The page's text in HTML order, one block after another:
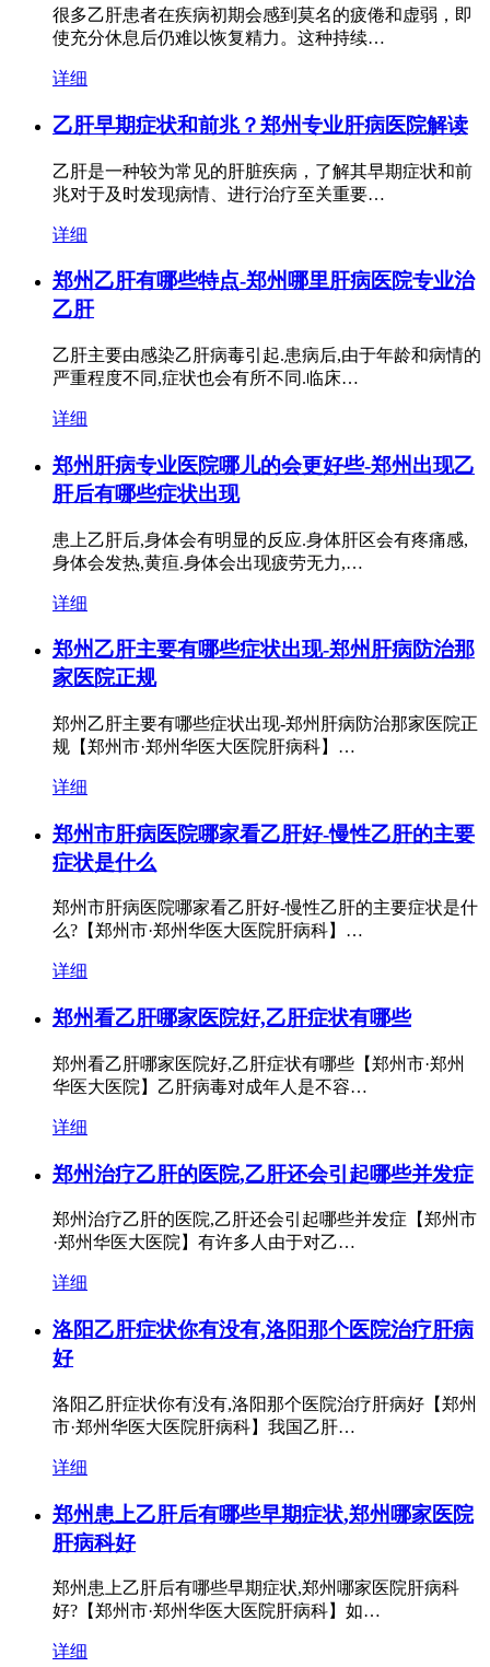
很多乙肝患者在疾病初期会感到莫名的疲倦和虚弱，即
使充分休息后仍难以恢复精力。这种持续…
详细
乙肝早期症状和前兆？郑州专业肝病医院解读
乙肝是一种较为常见的肝脏疾病，了解其早期症状和前
兆对于及时发现病情、进行治疗至关重要…
详细
郑州乙肝有哪些特点-郑州哪里肝病医院专业治
乙肝
乙肝主要由感染乙肝病毒引起.患病后,由于年龄和病情的
严重程度不同,症状也会有所不同.临床…
详细
郑州肝病专业医院哪儿的会更好些-郑州出现乙
肝后有哪些症状出现
患上乙肝后,身体会有明显的反应.身体肝区会有疼痛感,
身体会发热,黄疸.身体会出现疲劳无力,…
详细
郑州乙肝主要有哪些症状出现-郑州肝病防治那
家医院正规
郑州乙肝主要有哪些症状出现-郑州肝病防治那家医院正
规【郑州市·郑州华医大医院肝病科】…
详细
郑州市肝病医院哪家看乙肝好-慢性乙肝的主要
症状是什么
郑州市肝病医院哪家看乙肝好-慢性乙肝的主要症状是什
么?【郑州市·郑州华医大医院肝病科】…
详细
郑州看乙肝哪家医院好,乙肝症状有哪些
郑州看乙肝哪家医院好,乙肝症状有哪些【郑州市·郑州
华医大医院】乙肝病毒对成年人是不容…
详细
郑州治疗乙肝的医院,乙肝还会引起哪些并发症
郑州治疗乙肝的医院,乙肝还会引起哪些并发症【郑州市
·郑州华医大医院】有许多人由于对乙…
详细
洛阳乙肝症状你有没有,洛阳那个医院治疗肝病
好
洛阳乙肝症状你有没有,洛阳那个医院治疗肝病好【郑州
市·郑州华医大医院肝病科】我国乙肝…
详细
郑州患上乙肝后有哪些早期症状,郑州哪家医院
肝病科好
郑州患上乙肝后有哪些早期症状,郑州哪家医院肝病科
好?【郑州市·郑州华医大医院肝病科】如…
详细